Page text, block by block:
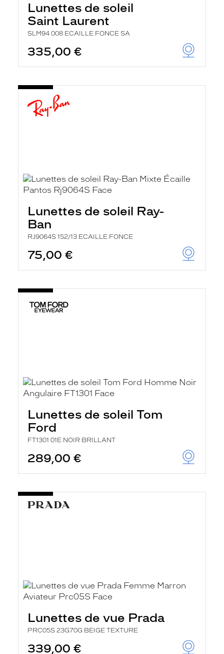
Lunettes de soleil
Saint Laurent
SLM94 008 ECAILLE FONCE SA
335,00 €
Lunettes de soleil Ray-
Ban
RJ9064S 152/13 ECAILLE FONCE
75,00 €
Lunettes de soleil Tom
Ford
FT1301 01E NOIR BRILLANT
289,00 €
Lunettes de vue Prada
PRC05S 23G70G BEIGE TEXTURE
339,00 €